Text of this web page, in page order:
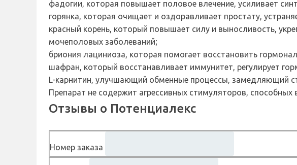
фадогии, которая повышает половое влечение, усиливает
горянка, которая очищает и оздоравливает простату,
красный корень, который повышает силу и выносливость,
мочеполовых заболеваний;
бриония лациниоза, которая помогает восстановить
шафран, который восстанавливает иммунитет, регулирует
L-карнитин, улучшающий обменные процессы, замедляющий
Препарат не содержит агрессивных стимуляторов,
Отзывы о Потенциалекс
Номер заказа